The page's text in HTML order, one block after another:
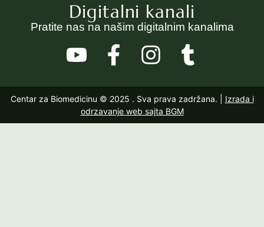
Digitalni kanali
Pratite nas na našim digitalnim kanalima
Centar za Biomedicinu © 2025 . Sva prava zadržana. | Izrada i
odrzavanje web sajta BGM